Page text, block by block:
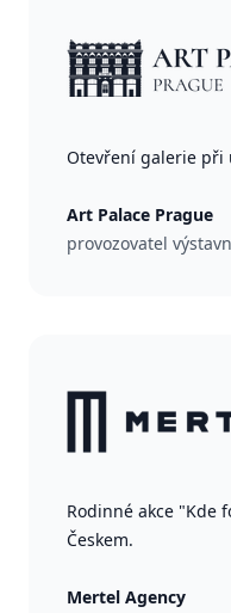
Otevření galerie při
Art Palace Prague
provozovatel
Rodinné akce "Kde
Českem.
Mertel Agency